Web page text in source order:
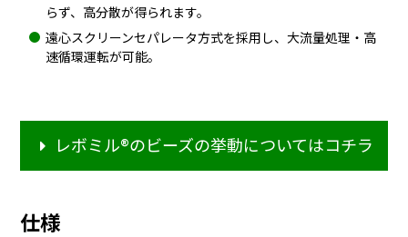
らず、高分散が得られます。
遠心スクリーンセパレータ方式を採用し、大流量処理・高
速循環運転が可能。
レボミル®のビーズの挙動についてはコチラ
仕様